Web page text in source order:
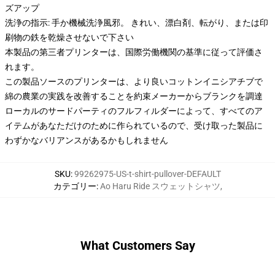
ズアップ
洗浄の指示: 手か機械洗浄風邪。 きれい、漂白剤、転がり、または印
刷物の鉄を乾燥させないで下さい
本製品の第三者プリンターは、国際労働機関の基準に従って評価さ
れます。
この製品ソースのプリンターは、より良いコットンイニシアチブで
綿の農業の実践を改善することを約束メーカーからブランクを調達
ローカルのサードパーティのフルフィルダーによって、すべてのア
イテムがあなただけのために作られているので、受け取った製品に
わずかなバリアンスがあるかもしれません
SKU:99262975-US-t-shirt-pullover-DEFAULT
カテゴリー:Ao Haru Ride スウェットシャツ,
What Customers Say